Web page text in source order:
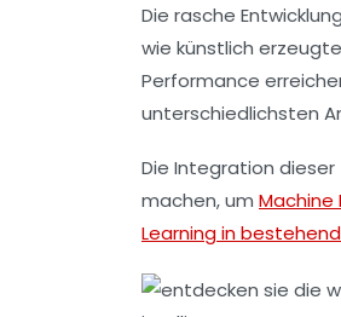
Die rasche
wie künstlich
Performance
unterschiedlichsten
Die Integration
machen, um Machine
Learning in